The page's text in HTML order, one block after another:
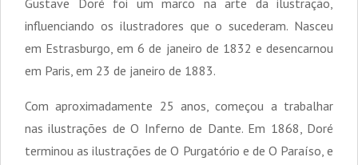
influenciando os ilustradores que o sucederam. Nasceu
em Estrasburgo, em 6 de janeiro de 1832 e desencarnou
em Paris, em 23 de janeiro de 1883.
Com aproximadamente 25 anos, começou a trabalhar
nas ilustrações de O Inferno de Dante. Em 1868, Doré
terminou as ilustrações de O Purgatório e de O Paraíso, e